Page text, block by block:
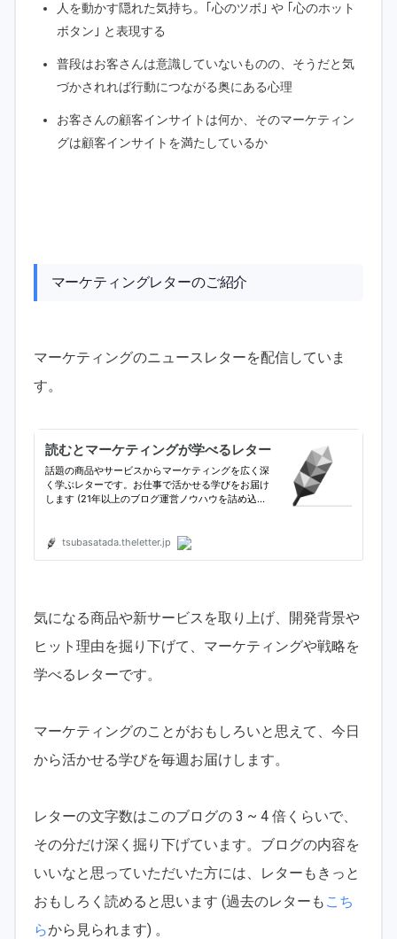
人を動かす隠れた気持ち。｢心のツボ｣ や ｢心のホット
ボタン｣ と表現する
普段はお客さんは意識していないものの、そうだと気
づかされれば行動につながる奥にある心理
お客さんの顧客インサイトは何か、そのマーケティン
グは顧客インサイトを満たしているか
マーケティングレターのご紹介
マーケティングのニュースレターを配信していま
す。
気になる商品や新サービスを取り上げ、開発背景や
ヒット理由を掘り下げて、マーケティングや戦略を
学べるレターです。
マーケティングのことがおもしろいと思えて、今日
から活かせる学びを毎週お届けします。
レターの文字数はこのブログの 3 ~ 4 倍くらいで、
その分だけ深く掘り下げています。ブログの内容を
いいなと思っていただいた方には、レターもきっと
おもしろく読めると思います (過去のレターも こち
らから見られます) 。